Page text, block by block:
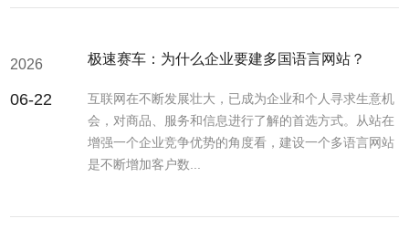
2026
06-22
极速赛车：为什么企业要建多国语言网站？
互联网在不断发展壮大，已成为企业和个人寻求生意机
会，对商品、服务和信息进行了解的首选方式。从站在
增强一个企业竞争优势的角度看，建设一个多语言网站
是不断增加客户数...